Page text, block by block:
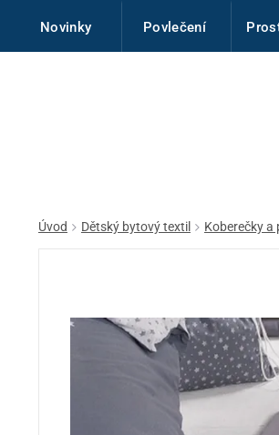
Novinky Povlečení
Úvod Dětský bytový textil Koberečky a